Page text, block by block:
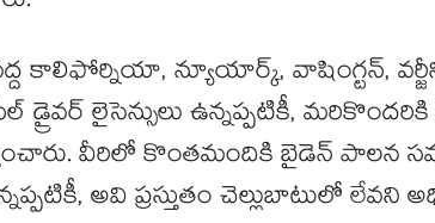
కాలిఫోర్నియా, న్యూయార్క్, వాషింగ్టన్,
లైసెన్సులు ఉన్నప్పటికీ,
వీరిలో కొంతమందికి బైడెన్
అవి ప్రస్తుతం చెల్లుబాటులో లేవని